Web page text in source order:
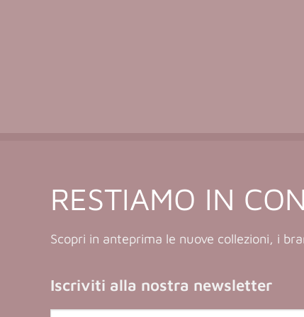
RESTIAMO IN
Scopri in anteprima le nuove collezioni, i
Iscriviti alla nostra newsletter